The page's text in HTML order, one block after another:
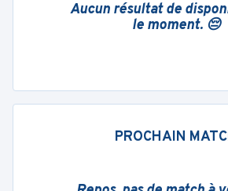
Aucun résultat de
le moment. 😔
PROCHAIN